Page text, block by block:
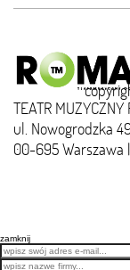
TEATR MUZYCZNY
ul. Nowogrodzka
00-695 Warszawa
zamknij
Email